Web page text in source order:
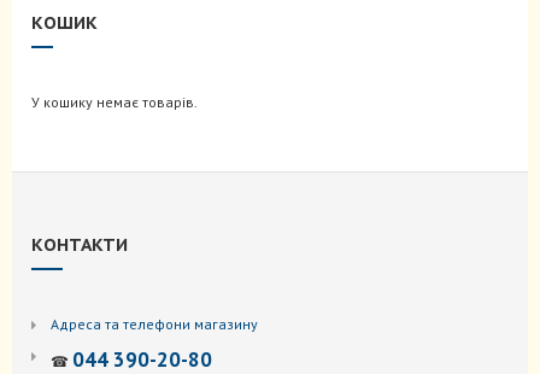
КОШИК
У кошику немає товарів.
КОНТАКТИ
Адреса та телефони магазину
☎ 044 390-20-80